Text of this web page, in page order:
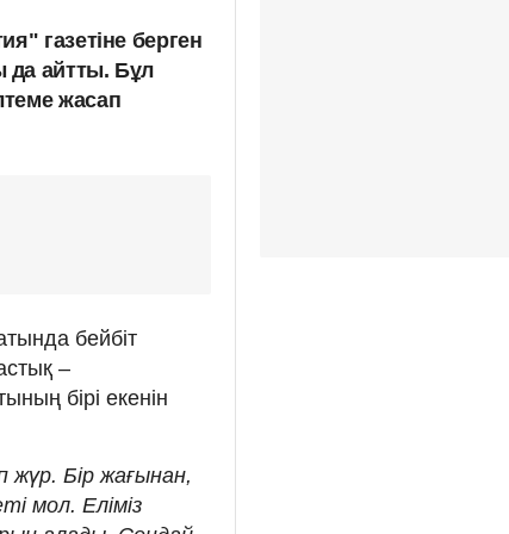
газетіне берген
да айтты. Бұл
жасап
бейбіт
–
бірі екенін
жүр. Бір жағынан,
мол. Еліміз